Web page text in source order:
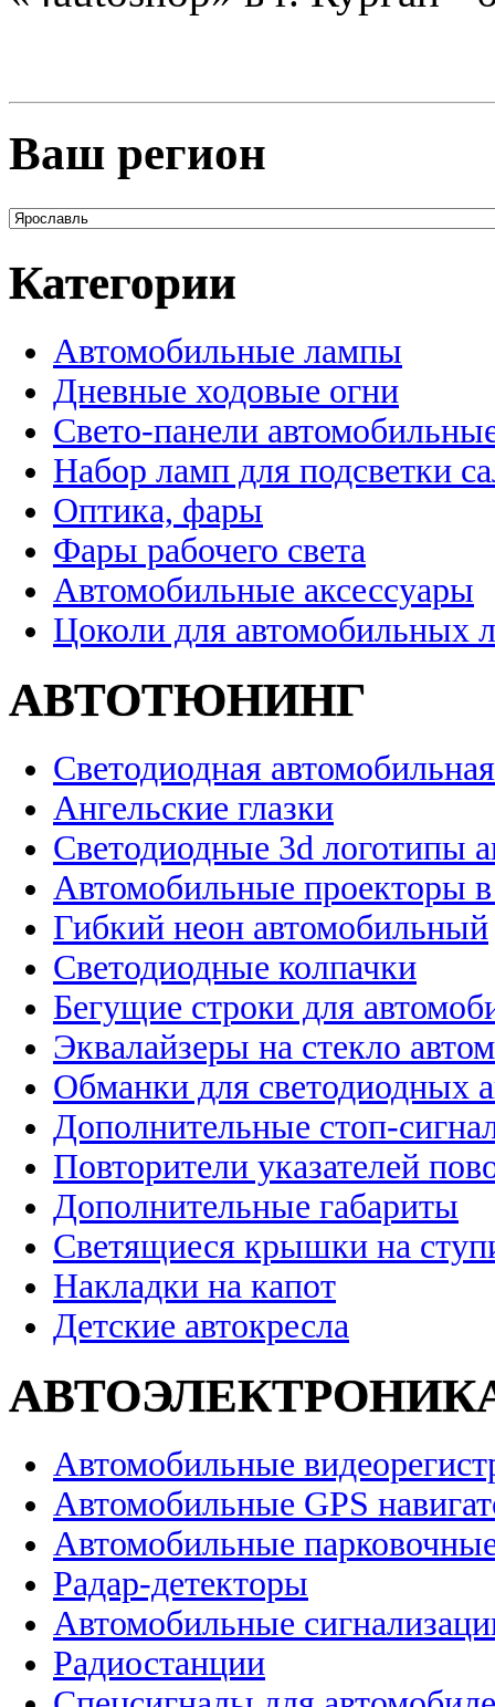
Ваш регион
Категории
Автомобильные лампы
Дневные ходовые огни
Свето-панели
Набор ламп для подсветки
Оптика, фары
Фары рабочего света
Автомобильные аксессуары
Цоколи для автомобильных
АВТОТЮНИНГ
Светодиодная
Ангельские глазки
Светодиодные 3d логотипы
Автомобильные проекторы
Гибкий неон автомобильный
Светодиодные колпачки
Бегущие строки для
Эквалайзеры на стекло
Обманки для светодиодных
Дополнительные стоп-
Повторители указателей
Дополнительные габариты
Светящиеся крышки на
Накладки на капот
Детские автокресла
Автомобильные
Автомобильные GPS
Автомобильные
Радар-детекторы
Автомобильные
Радиостанции